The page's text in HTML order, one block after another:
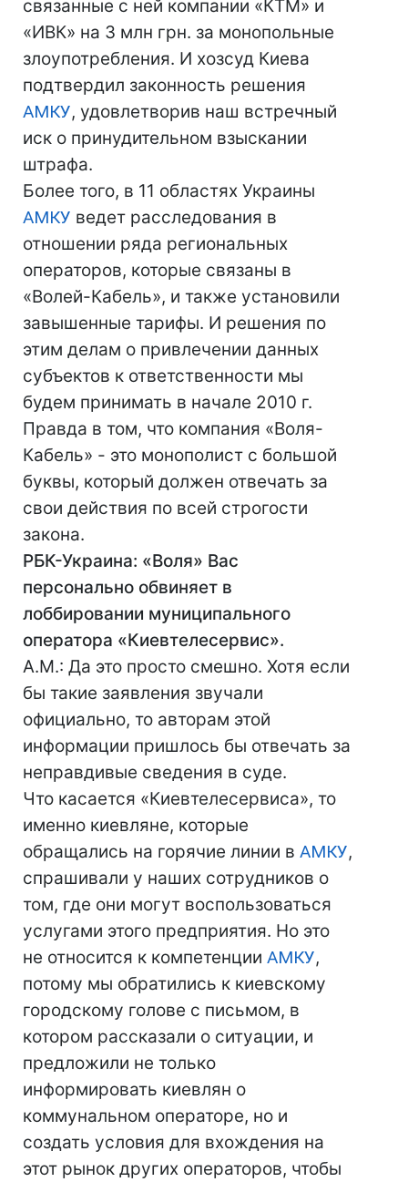
связанные с ней компании «КТМ» и
«ИВК» на 3 млн грн. за монопольные
злоупотребления. И хозсуд Киева
подтвердил законность решения
АМКУ, удовлетворив наш встречный
иск о принудительном взыскании
штрафа.
Более того, в 11 областях Украины
АМКУ ведет расследования в
отношении ряда региональных
операторов, которые связаны в
«Волей-Кабель», и также установили
завышенные тарифы. И решения по
этим делам о привлечении данных
субъектов к ответственности мы
будем принимать в начале 2010 г.
Правда в том, что компания «Воля-
Кабель» - это монополист с большой
буквы, который должен отвечать за
свои действия по всей строгости
закона.
РБК-Украина: «Воля» Вас
персонально обвиняет в
лоббировании муниципального
оператора «Киевтелесервис».
А.М.: Да это просто смешно. Хотя если
бы такие заявления звучали
официально, то авторам этой
информации пришлось бы отвечать за
неправдивые сведения в суде.
Что касается «Киевтелесервиса», то
именно киевляне, которые
обращались на горячие линии в АМКУ,
спрашивали у наших сотрудников о
том, где они могут воспользоваться
услугами этого предприятия. Но это
не относится к компетенции АМКУ,
потому мы обратились к киевскому
городскому голове с письмом, в
котором рассказали о ситуации, и
предложили не только
информировать киевлян о
коммунальном операторе, но и
создать условия для вхождения на
этот рынок других операторов, чтобы